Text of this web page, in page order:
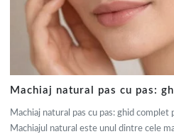
Machiaj natural pas cu pas:
Machiaj natural pas cu pas: ghid
Machiajul natural este unul dintre cele